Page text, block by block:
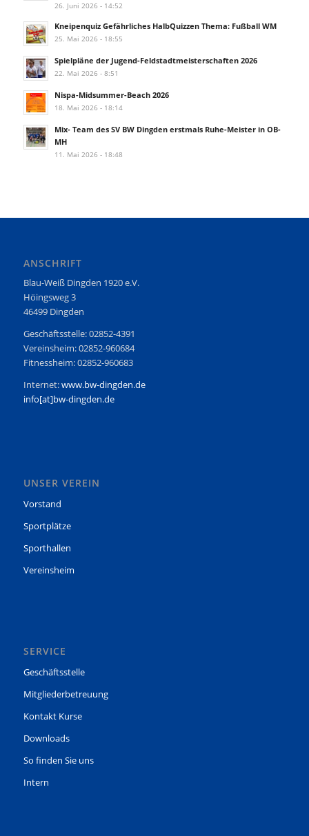
26. Juni 2026 - 14:52
Kneipenquiz Gefährliches HalbQuizzen Thema: Fußball WM
25. Mai 2026 - 18:55
Spielpläne der Jugend-Feldstadtmeisterschaften 2026
22. Mai 2026 - 8:51
Nispa-Midsummer-Beach 2026
18. Mai 2026 - 18:14
Mix- Team des SV BW Dingden erstmals Ruhe-Meister in OB-
MH
11. Mai 2026 - 18:48
ANSCHRIFT
Blau-Weiß Dingden 1920 e.V.
Höingsweg 3
46499 Dingden
Geschäftsstelle: 02852-4391
Vereinsheim: 02852-960684
Fitnessheim: 02852-960683
Internet:www.bw-dingden.de
info[at]bw-dingden.de
UNSER VEREIN
Vorstand
Sportplätze
Sporthallen
Vereinsheim
SERVICE
Geschäftsstelle
Mitgliederbetreuung
Kontakt Kurse
Downloads
So finden Sie uns
Intern